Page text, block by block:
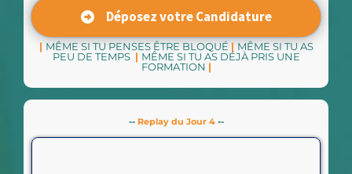
Déposez votre Candidature
| MÊME SI TU PENSES ÊTRE BLOQUÉ | MÊME SI TU AS
PEU DE TEMPS | MÊME SI TU AS DÉJÀ PRIS UNE
FORMATION |
-- Replay du Jour 4--